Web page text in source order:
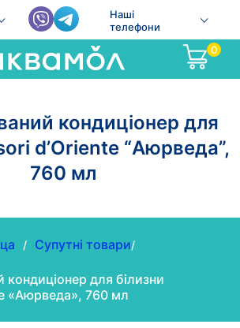
Наші
телефони
0
кондиціонер для
d’Oriente “Аюрведа”,
760 мл
/ Супутні товари/
для білизни
«Аюрведа», 760 мл